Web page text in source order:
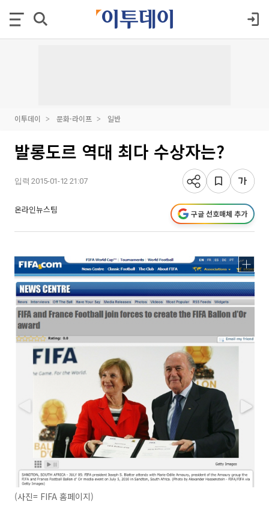
이투데이 문화·라이프 일반
발롱도르 역대 최다 수상자는?
입력 2015-01-12 21:07
온라인뉴스팀 구글 선호매체 추가
(사진= FIFA 홈페이지)